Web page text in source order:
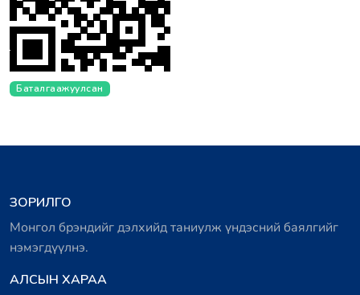
Баталгаажуулсан
ЗОРИЛГО
Монгол брэндийг дэлхийд таниулж үндэсний баялгийг
нэмэгдүүлнэ.
АЛСЫН ХАРАА